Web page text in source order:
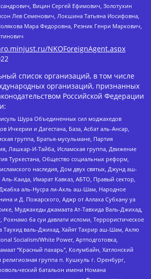
Вицин Сергей Ефимович, Золотухин
Лев Семенович, Локшина Татьяна Иосифовна,
Мара Федоровна, Резник Генри Маркович,
NKOForeignAgent.aspx
список организаций, в том числе
организаций, признанных
Российской Федерации
Шура Объединенных сил моджахедов
Ичкерии и Дагестана, База, Асбат аль-Ансар,
группа, Братья-мусульмане, Партия
Лашкар-И-Тайба, Исламская группа, Движение
Туркестана, Общество социальных реформ,
наследия, Дом двух святых, Джунд аш-
Каида, Имарат Кавказ, АБТО, Правый сектор,
Джабха аль-Нусра ли-Ахль аш-Шам, Народное
и Д. Пожарского, Аджр от Аллаха Субхану уа
Муджахеды джамаата Ат-Тавхида Валь-Джихад,
Рохнамо ба суи давлати исломи, Террористическое
Таухид валь-Джихад, Хайят Тахрир аш-Шам, Ахлю
Socialism/White Power, Артподготовка,
“Красный пахарь”, Колумбайн, Хатлонский
группа п. Кушкуль г. Оренбург,
батальон имени Номана